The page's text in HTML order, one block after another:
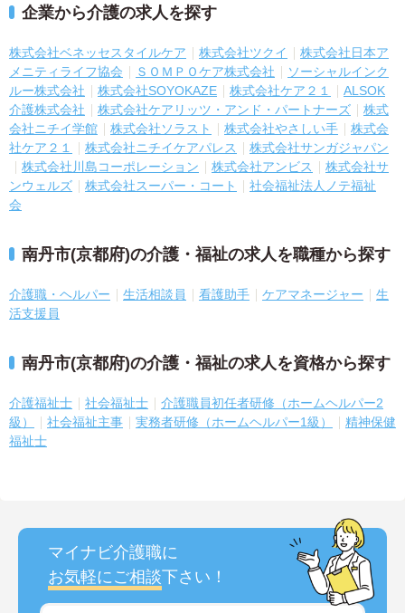
企業から介護の求人を探す
株式会社ベネッセスタイルケア 株式会社ツクイ
株式会社日本ア
メニティライフ協会
ＳＯＭＰＯケア株式会社
ソーシャルインク
ルー株式会社
株式会社SOYOKAZE 株式会社ケア２１
ALSOK
介護株式会社
株式会社ケアリッツ・アンド・パートナーズ
株式
会社ニチイ学館
株式会社ソラスト 株式会社やさしい手
株式会
社ケア２１
株式会社ニチイケアパレス
株式会社サンガジャパン
株式会社川島コーポレーション
株式会社アンビス
株式会社サ
ンウェルズ
株式会社スーパー・コート
社会福祉法人ノテ福祉
会
南丹市(京都府)の介護・福祉の求人を職種から探す
介護職・ヘルパー 生活相談員 看護助手 ケアマネージャー
生
活支援員
南丹市(京都府)の介護・福祉の求人を資格から探す
介護福祉士 社会福祉士
介護職員初任者研修（ホームヘルパー2
級）
社会福祉主事 実務者研修（ホームヘルパー1級）
精神保健
福祉士
マイナビ介護職に
お気軽にご相談下さい！